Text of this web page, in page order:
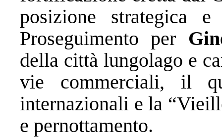
posizione strategica
Proseguimento per
della città lungolago e
vie commerciali, il
internazionali e la
e pernottamento.